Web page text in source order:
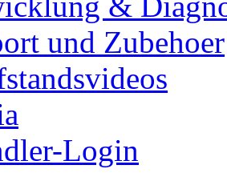
und Zubehoer
Login